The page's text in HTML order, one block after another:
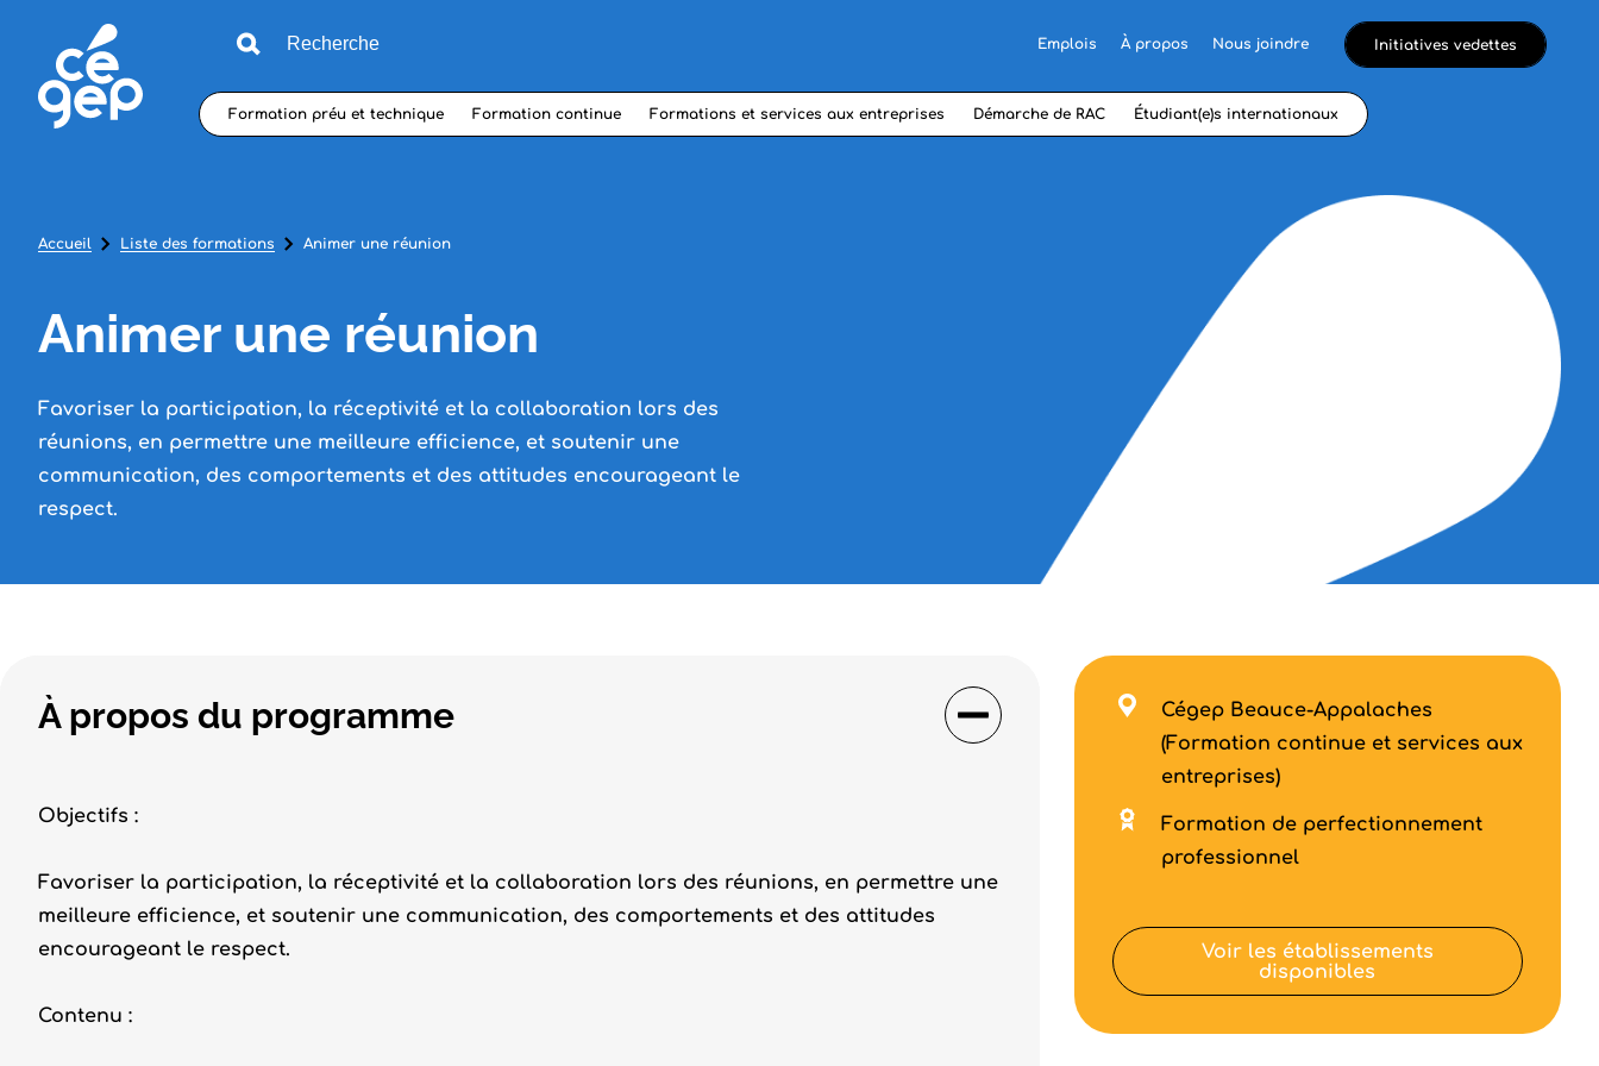
Emplois À propos Nous joindre Initiatives vedettes
Formation préu et technique Formation continue Formations et services aux entreprises Démarche de RAC Étudiant(e)s internationaux
Accueil Liste des formations Animer une réunion
Animer une réunion
Favoriser la participation, la réceptivité et la collaboration lors des
réunions, en permettre une meilleure efficience, et soutenir une
communication, des comportements et des attitudes encourageant le
respect.
À propos du programme
Objectifs :
Favoriser la participation, la réceptivité et la collaboration lors des réunions, en permettre une
meilleure efficience, et soutenir une communication, des comportements et des attitudes
encourageant le respect.
Contenu :
Cégep Beauce-Appalaches
(Formation continue et services aux
entreprises)
Formation de perfectionnement
professionnel
Voir les établissements
disponibles